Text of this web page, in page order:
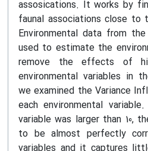
assosications. It works by
faunal associations close to
Environmental data from
used to estimate the
remove the effects of
environmental variables in
we examined the Variance
each environmental
variable was larger than 10,
to be almost perfectly